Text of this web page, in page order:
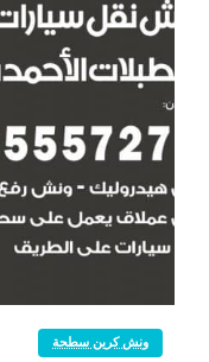
ونش كرين سطحة